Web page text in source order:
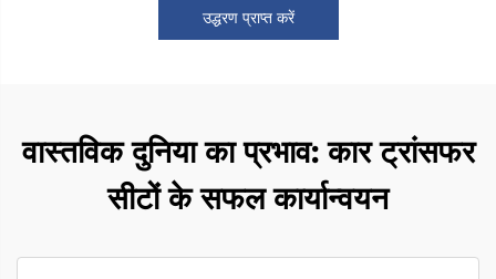
उद्धरण प्राप्त करें
वास्तविक दुनिया का प्रभाव: कार ट्रांसफर
सीटों के सफल कार्यान्वयन